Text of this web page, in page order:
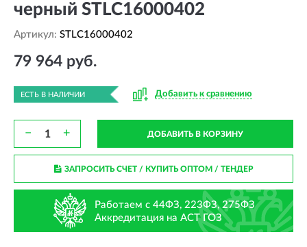
черный STLC16000402
Артикул: STLC16000402
79 964 руб.
ЕСТЬ В НАЛИЧИИ Добавить к сравнению
− + ДОБАВИТЬ В КОРЗИНУ
ЗАПРОСИТЬ СЧЕТ / КУПИТЬ ОПТОМ/ ТЕНДЕР
Работаем с 44ФЗ, 223ФЗ, 275ФЗ
Аккредитация на АСТ ГОЗ